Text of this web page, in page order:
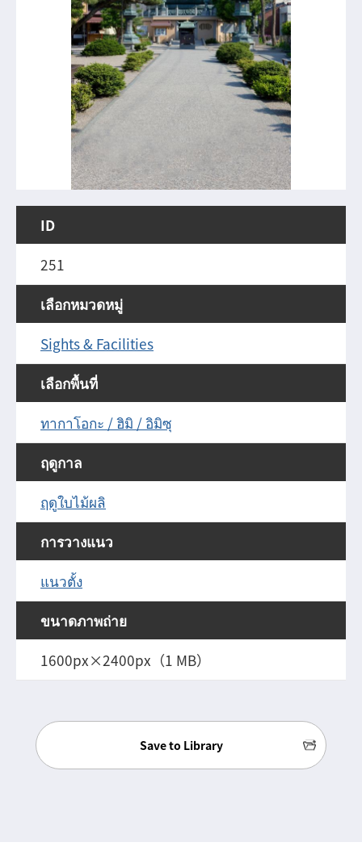
ID
251
เลือกหมวดหมู่
Sights & Facilities
เลือกพื้นที่
ทากาโอกะ / ฮิมิ / อิมิซุ
ฤดูกาล
ฤดูใบไม้ผลิ
การวางแนว
แนวตั้ง
ขนาดภาพถ่าย
1600px×2400px（1 MB）
Save to Library